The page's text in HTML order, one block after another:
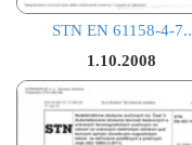
STN EN 61158-4-7..
1.10.2008